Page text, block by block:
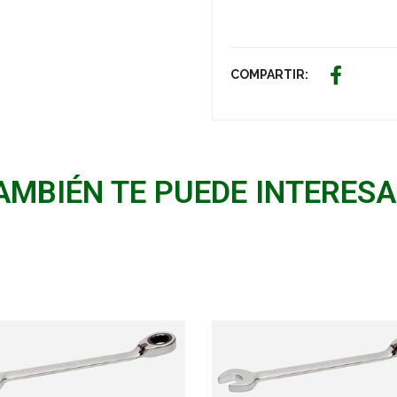
COMPARTIR:
TE PUEDE